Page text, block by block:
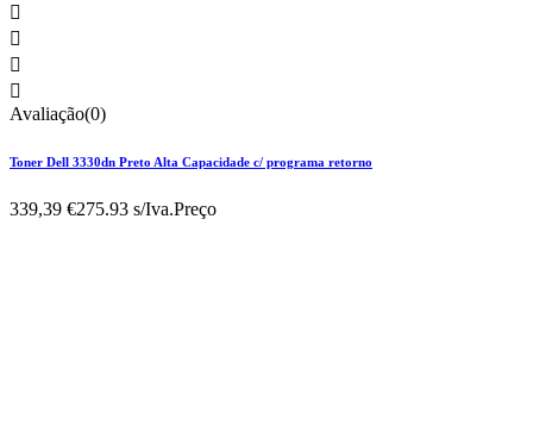




Avaliação(0)
Toner Dell 3330dn Preto Alta Capacidade c/ programa retorno
339,39 €275.93 s/Iva.Preço